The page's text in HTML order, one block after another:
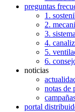
preguntas
1.
2.
3.
4.
5.
6.
noticias
notas de
portal